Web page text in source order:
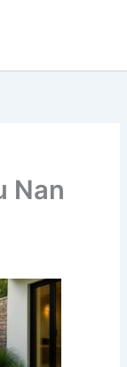
Nan